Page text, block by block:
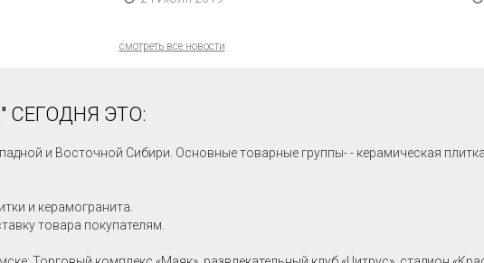
смотреть все новости
СЕГОДНЯ ЭТО:
и Восточной Сибири. Основные товарные группы- - керамическая плитка
и керамогранита.
товара покупателям.